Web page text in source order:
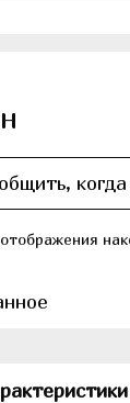
когда